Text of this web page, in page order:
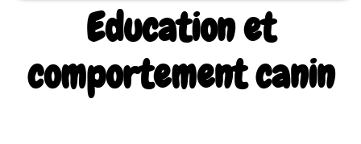
Education et
comportement canin